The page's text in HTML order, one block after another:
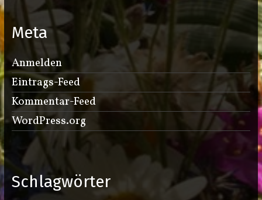
Meta
Anmelden
Eintrags-Feed
Kommentar-Feed
WordPress.org
Schlagwörter